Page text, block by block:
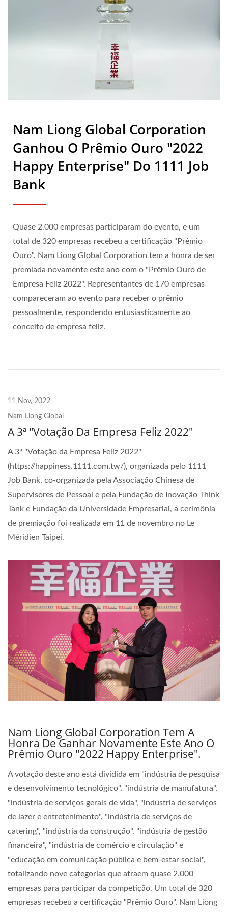
Borracha Biológica | Nam
Nam Liong Global Corporation
Ganhou O Prêmio Ouro "2022
Happy Enterprise" Do 1111 Job
Bank
Quase 2.000 empresas participaram do evento, e um
total de 320 empresas recebeu a certificação "Prêmio
Ouro". Nam Liong Global Corporation tem a honra de ser
premiada novamente este ano com o "Prêmio Ouro de
Empresa Feliz 2022". Representantes de 170 empresas
compareceram ao evento para receber o prêmio
pessoalmente, respondendo entusiasticamente ao
conceito de empresa feliz.
11 Nov, 2022
Nam Liong Global
A 3ª "Votação Da Empresa Feliz 2022"
A 3ª "Votação da Empresa Feliz 2022"
(https://happiness.1111.com.tw/), organizada pelo 1111
Job Bank, co-organizada pela Associação Chinesa de
Supervisores de Pessoal e pela Fundação de Inovação Think
Tank e Fundação da Universidade Empresarial, a cerimônia
de premiação foi realizada em 11 de novembro no Le
Méridien Taipei.
Nam Liong Global Corporation Tem A
Honra De Ganhar Novamente Este Ano O
Prêmio Ouro "2022 Happy Enterprise".
A votação deste ano está dividida em "indústria de pesquisa
e desenvolvimento tecnológico", "indústria de manufatura",
"indústria de serviços gerais de vida", "indústria de serviços
de lazer e entretenimento", "indústria de serviços de
catering", "indústria da construção", "indústria de gestão
financeira", "indústria de comércio e circulação" e
"educação em comunicação pública e bem-estar social",
totalizando nove categorias que atraem quase 2.000
empresas para participar da competição. Um total de 320
empresas recebeu a certificação "Prêmio Ouro". Nam Liong